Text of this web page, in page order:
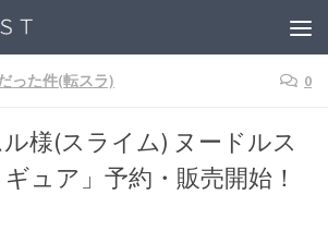
った件(転スラ) 0
様(スライム) ヌードルス
ュア」予約・販売開始！